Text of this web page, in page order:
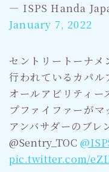
— ISPS Handa
January 7, 2022
セントリートーナ
行われているカパ
オールアビリティー
プファイファーが
アンバサダーのブレ
@Sentry_TOC
pic.twitter.com/